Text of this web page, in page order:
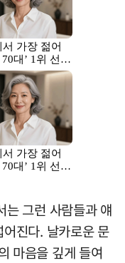
는 그런 사람들과 얘
진다. 날카로운 문
마음을 깊게 들여